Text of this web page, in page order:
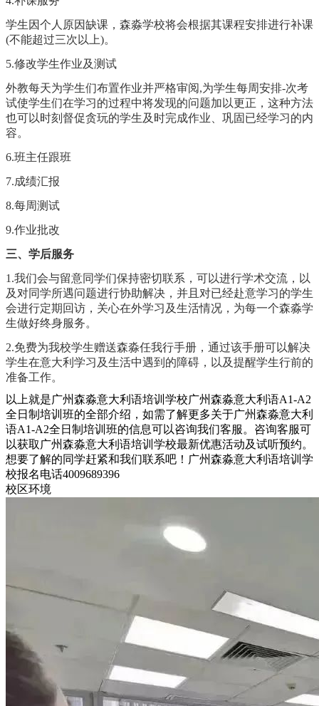
学生因个人原因缺课，森淼学校将会根据其课程安排进行补课
(不能超过三次以上)。
5.修改学生作业及测试
外教每天为学生们布置作业并严格审阅,为学生每周安排-次考
试使学生们在学习的过程中将发现的问题加以更正，这种方法
也可以时刻督促贪玩的学生及时完成作业、巩固已经学习的内
容。
6.班主任跟班
7.成绩汇报
8.每周测试
9.作业批改
三、学后服务
1.我们会与留意同学们保持密切联系，可以进行学术交流，以
及对同学所遇问题进行协助解决，并且对已经赴意学习的学生
会进行定期回访，关心在外学习及生活情况，为每一个森淼学
生做好终身服务。
2.免费为我校学生赠送森淼任我行手册，通过该手册可以解决
学生在意大利学习及生活中遇到的障碍，以及提醒学生行前的
准备工作。
以上就是广州森淼意大利语培训学校广州森淼意大利语A1-A2
全日制培训班的全部介绍，如需了解更多关于广州森淼意大利
语A1-A2全日制培训班的信息可以咨询我们客服。咨询客服可
以获取广州森淼意大利语培训学校最新优惠活动及试听预约。
想要了解的同学赶紧和我们联系吧！广州森淼意大利语培训学
校报名电话4009689396
校区环境